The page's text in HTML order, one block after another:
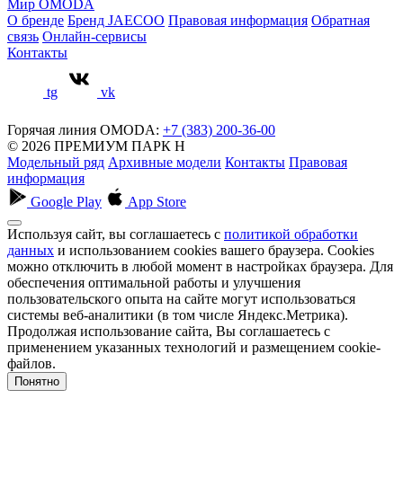
Мир OMODA
О бренде Бренд JAECOO Правовая информация Обратная
связь Онлайн-сервисы
Контакты
tg vk
Горячая линия OMODA: +7 (383) 200-36-00
© 2026 ПРЕМИУМ ПАРК Н
Модельный ряд Архивные модели Контакты Правовая
информация
Google Play
App Store
Используя сайт, вы соглашаетесь с политикой обработки
данных и использованием cookies вашего браузера. Cookies
можно отключить в любой момент в настройках браузера. Для
обеспечения оптимальной работы и улучшения
пользовательского опыта на сайте могут использоваться
системы веб-аналитики (в том числе Яндекс.Метрика).
Продолжая использование сайта, Вы соглашаетесь с
применением указанных технологий и размещением cookie-
файлов.
Понятно